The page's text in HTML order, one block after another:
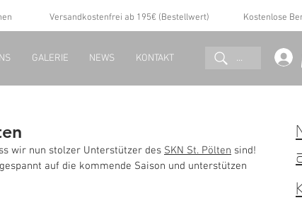
Versandkostenfrei ab 195€ (Bestellwert) Kostenlose
GALERIE NEWS KONTAKT ...
wir nun stolzer Unterstützer des SKN St. Pölten sind!
auf die kommende Saison und unterstützen